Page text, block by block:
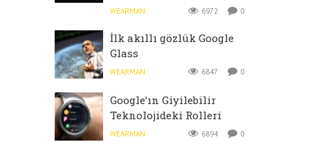
WEARMAN 6972 0
İlk akıllı gözlük Google
Glass
WEARMAN 6847 0
Google’ın Giyilebilir
Teknolojideki Rolleri
WEARMAN 6894 0